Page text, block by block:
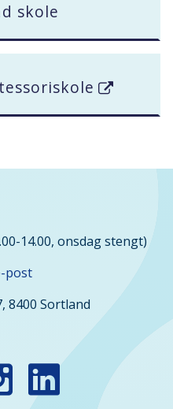
skole
14.00, onsdag stengt)
post
8400 Sortland